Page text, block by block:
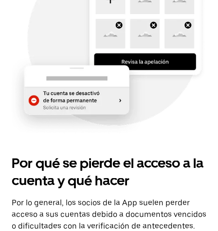
Por qué se pierde el acceso a la
cuenta y qué hacer
Por lo general, los socios de la App suelen perder
acceso a sus cuentas debido a documentos vencidos
o dificultades con la verificación de antecedentes.